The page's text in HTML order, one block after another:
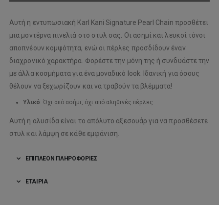
Αυτή η εντυπωσιακή Karl Kani Signature Pearl Chain προσθέτει
μια μοντέρνα πινελιά στο στυλ σας. Οι ασημί και λευκοί τόνοι
αποπνέουν κομψότητα, ενώ οι πέρλες προσδίδουν έναν
διαχρονικό χαρακτήρα. Φορέστε την μόνη της ή συνδυάστε την
με άλλα κοσμήματα για ένα μοναδικό look. Ιδανική για όσους
θέλουν να ξεχωρίζουν και να τραβούν τα βλέμματα!
Υλικό: Όχι από ασήμι, όχι από αληθινές πέρλες
Αυτή η αλυσίδα είναι το απόλυτο αξεσουάρ για να προσθέσετε
στυλ και λάμψη σε κάθε εμφάνιση.
ΕΠΙΠΛΈΟΝ ΠΛΗΡΟΦΟΡΊΕΣ
ΕΤΑΙΡΊΑ